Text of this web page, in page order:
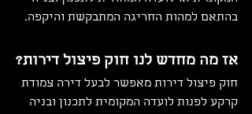
בהתאם למהות החריגה המתבקשת והיקפה.
אז מה מחדש לנו חוק פיצול דירות?
חוק פיצול דירות מאפשר לבעל דירה צמודת
קרקע לפנות לועדה המקומית לתכנון ובניה